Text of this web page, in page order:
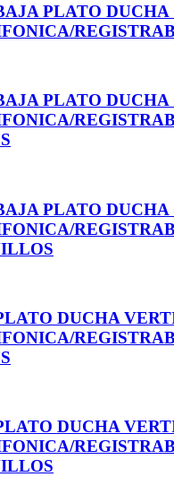
PLATO DUCHA
PLATO DUCHA
PLATO DUCHA
DUCHA
DUCHA